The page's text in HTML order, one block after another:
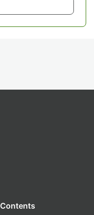
Contents